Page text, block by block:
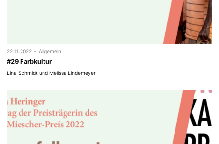
22.11.2022 - Allgemein
#29 Farbkultur
Lina Schmidt und Melissa Lindemeyer